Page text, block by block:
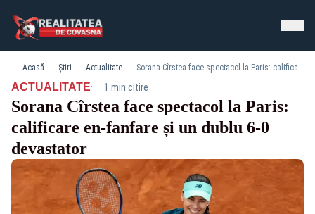
Acasă Știri Actualitate Sorana Cîrstea face spectacol la Paris: calificare en-fanfare și un dublu 6-0 devastator
ACTUALITATE· 1 min citire
Sorana Cîrstea face spectacol la Paris:
calificare en-fanfare și un dublu 6-0
devastator